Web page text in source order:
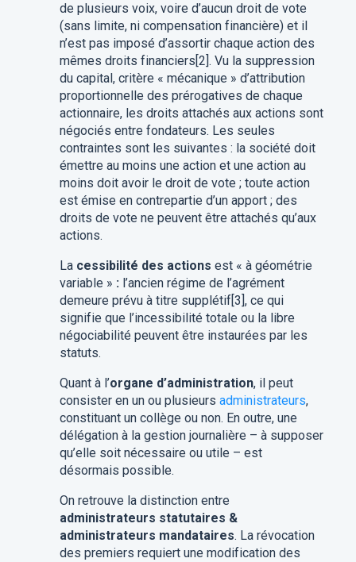
de plusieurs voix, voire d’aucun droit de vote
(sans limite, ni compensation financière) et il
n’est pas imposé d’assortir chaque action des
mêmes droits financiers[2]. Vu la suppression
du capital, critère « mécanique » d’attribution
proportionnelle des prérogatives de chaque
actionnaire, les droits attachés aux actions sont
négociés entre fondateurs. Les seules
contraintes sont les suivantes : la société doit
émettre au moins une action et une action au
moins doit avoir le droit de vote ; toute action
est émise en contrepartie d’un apport ; des
droits de vote ne peuvent être attachés qu’aux
actions.
La cessibilité des actions est « à géométrie
variable » : l’ancien régime de l’agrément
demeure prévu à titre supplétif[3], ce qui
signifie que l’incessibilité totale ou la libre
négociabilité peuvent être instaurées par les
statuts.
Quant à l’organe d’administration, il peut
consister en un ou plusieurs administrateurs,
constituant un collège ou non. En outre, une
délégation à la gestion journalière – à supposer
qu’elle soit nécessaire ou utile – est
désormais possible.
On retrouve la distinction entre
administrateurs statutaires &
administrateurs mandataires. La révocation
des premiers requiert une modification des